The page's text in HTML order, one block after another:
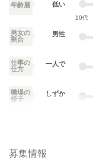
年齢層 低い
10代
男女の
割合
男性
仕事の
仕方
一人で
職場の
様子
しずか
個性が生かせる
募集情報